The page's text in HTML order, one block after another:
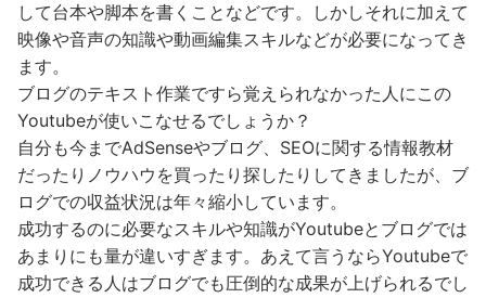
して台本や脚本を書くことなどです。しかしそれに加えて
映像や音声の知識や動画編集スキルなどが必要になってき
ます。
ブログのテキスト作業ですら覚えられなかった人にこの
Youtubeが使いこなせるでしょうか？
自分も今までAdSenseやブログ、SEOに関する情報教材
だったりノウハウを買ったり探したりしてきましたが、ブ
ログでの収益状況は年々縮小しています。
成功するのに必要なスキルや知識がYoutubeとブログでは
あまりにも量が違いすぎます。あえて言うならYoutubeで
成功できる人はブログでも圧倒的な成果が上げられるでし